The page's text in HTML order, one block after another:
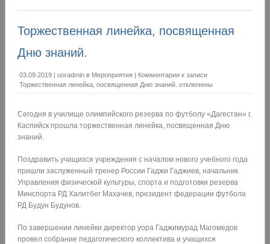
Торжественная линейка, посвященная
Дню знаний.
03.09.2019 | uoradmin в Мероприятия | Комментарии к записи
Торжественная линейка, посвященная Дню знаний. отключены
Сегодня в училище олимпийского резерва по футболу «Дагестан» г.
Каспийск прошла торжественная линейка, посвященная Дню
знаний.
Поздравить учащихся учреждения с началом нового учебного года
пришли заслуженный тренер России Гаджи Гаджиев, начальник
Управления физической культуры, спорта и подготовки резерва
Минспорта РД Халитбег Махачев, президент федерации футбола
РД Будун Будунов.
По завершении линейки директор уора Гаджимурад Магомедов
провел собрание педагогического коллектива и учащихся